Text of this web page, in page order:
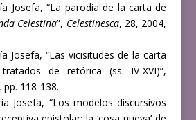
Josefa, “La parodia de la carta de
Celestina”, Celestinesca, 28, 2004,
Josefa, “Las vicisitudes de la carta
de retórica (ss. IV-XVI)”,
pp. 118-138.
Josefa, “Los modelos discursivos